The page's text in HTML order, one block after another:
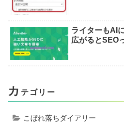
ライターもAI
広がるとSEO
カ テゴリー
こぼれ落ちダイアリー